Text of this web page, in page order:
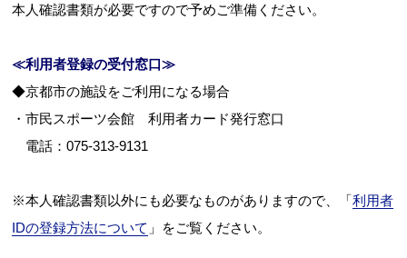
本人確認書類が必要ですので予めご準備ください。
≪利用者登録の受付窓口≫
◆京都市の施設をご利用になる場合
・市民スポーツ会館 利用者カード発行窓口
電話：075-313-9131
※本人確認書類以外にも必要なものがありますので、「利用者
IDの登録方法について 」をご覧ください。